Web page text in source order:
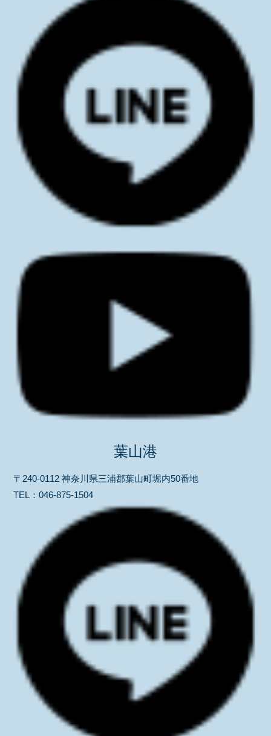
葉山港
〒240-0112 神奈川県三浦郡葉山町堀内50番地
TEL：046-875-1504